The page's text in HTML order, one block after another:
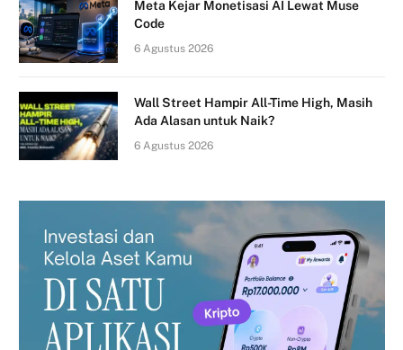
Meta Kejar Monetisasi AI Lewat Muse
Code
6 Agustus 2026
Wall Street Hampir All-Time High, Masih
Ada Alasan untuk Naik?
6 Agustus 2026